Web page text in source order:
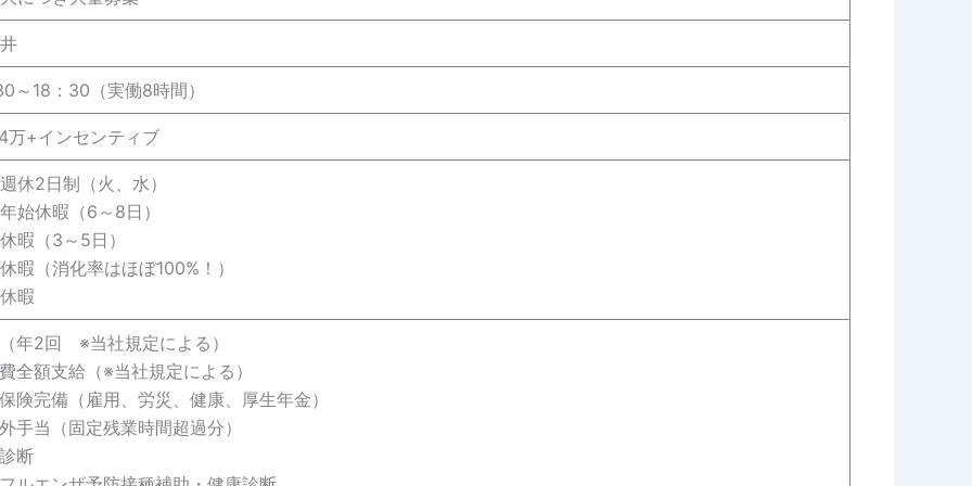
18：30（実働8時間）
万+インセンティブ
休2日制（火、水）
始休暇（6～8日）
暇（3～5日）
暇（消化率はほぼ100%！）
暇
年2回 ※当社規定による）
全額支給（※当社規定による）
険完備（雇用、労災、健康、厚生年金）
手当（固定残業時間超過分）
断